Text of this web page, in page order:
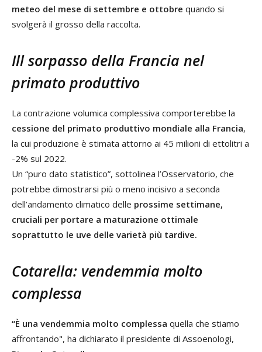
meteo del mese di settembre e ottobre quando si
svolgerà il grosso della raccolta.
Ill sorpasso della Francia nel
primato produttivo
La contrazione volumica complessiva comporterebbe la
cessione del primato produttivo mondiale alla Francia,
la cui produzione è stimata attorno ai 45 milioni di ettolitri a
-2% sul 2022.
Un “puro dato statistico”, sottolinea l’Osservatorio, che
potrebbe dimostrarsi più o meno incisivo a seconda
dell’andamento climatico delle prossime settimane,
cruciali per portare a maturazione ottimale
soprattutto le uve delle varietà più tardive.
Cotarella: vendemmia molto
complessa
“È una vendemmia molto complessa quella che stiamo
affrontando", ha dichiarato il presidente di Assoenologi,